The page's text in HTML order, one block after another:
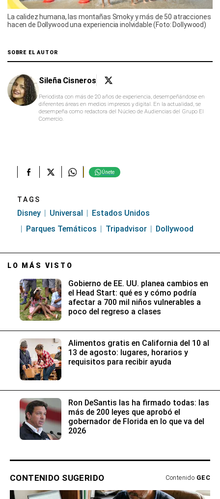
La calidez humana, las montañas Smoky y más de 50 atracciones
hacen de Dollywood una experiencia inolvidable (Foto: Dollywood)
SOBRE EL AUTOR
Sileña Cisneros
Periodista con más de 20 años de experiencia, desempeñándose en
diferentes áreas en medios impresos y digital. En la actualidad, se
desempeña como redactora del Núcleo de Audiencias del Grupo El
Comercio.
Únete
TAGS
Disney Universal
Estados Unidos
Parques Temáticos
Tripadvisor Dollywood
LO MÁS VISTO
Gobierno de EE. UU. planea cambios en
el Head Start: qué es y cómo podría
afectar a 700 mil niños vulnerables a
poco del regreso a clases
Alimentos gratis en California del 10 al
13 de agosto: lugares, horarios y
requisitos para recibir ayuda
Ron DeSantis las ha firmado todas: las
más de 200 leyes que aprobó el
gobernador de Florida en lo que va del
2026
CONTENIDO SUGERIDO Contenido GEC